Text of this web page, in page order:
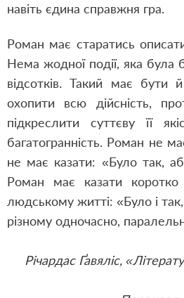
навіть єдина справжня гра.
Роман має старатись
Нема жодної події, яка була
відсотків. Такий має
охопити всю дійсність,
підкреслити суттєву її
багатогранність. Роман не
не має казати: «Було так,
Роман має казати
людському житті: «Було і
різному одночасно,
Річардас Ґавяліс,